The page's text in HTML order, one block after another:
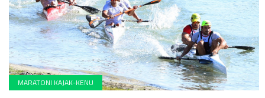
MARATONI KAJAK-KENU